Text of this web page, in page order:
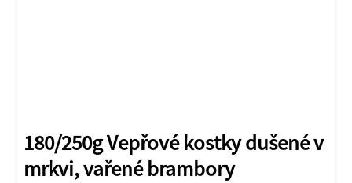
180/250g Vepřové kostky dušené v
mrkvi, vařené brambory